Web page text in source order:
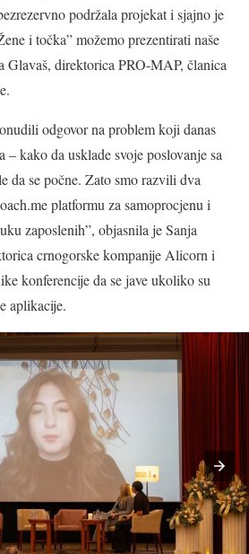
podržala projekat i sjajno je
i točka” možemo prezentirati naše
Glavaš, direktorica PRO-MAP, članica
odgovor na problem koji danas
kako da usklade svoje poslovanje sa
da se počne. Zato smo razvili dva
platformu za samoprocjenu i
zaposlenih”, objasnila je Sanja
crnogorske kompanije Alicorn i
konferencije da se jave ukoliko su
aplikacije.